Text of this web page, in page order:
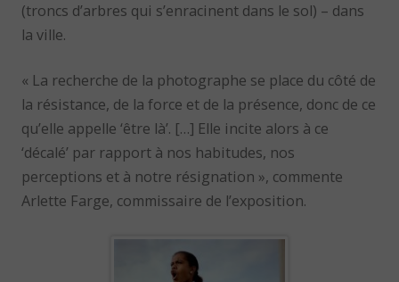
(troncs d’arbres qui s’enracinent dans le sol) – dans
la ville.
« La recherche de la photographe se place du côté de
la résistance, de la force et de la présence, donc de ce
qu’elle appelle ‘être là’. […] Elle incite alors à ce
‘décalé’ par rapport à nos habitudes, nos
perceptions et à notre résignation », commente
Arlette Farge, commissaire de l’exposition.